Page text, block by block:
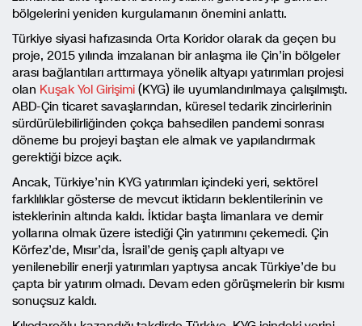
bölgelerini yeniden kurgulamanın önemini anlattı.
Türkiye siyasi hafızasında Orta Koridor olarak da geçen bu
proje, 2015 yılında imzalanan bir anlaşma ile Çin’in bölgeler
arası bağlantıları arttırmaya yönelik altyapı yatırımları projesi
olan Kuşak Yol Girişimi (KYG) ile uyumlandırılmaya çalışılmıştı.
ABD-Çin ticaret savaşlarından, küresel tedarik zincirlerinin
sürdürülebilirliğinden çokça bahsedilen pandemi sonrası
döneme bu projeyi baştan ele almak ve yapılandırmak
gerektiği bizce açık.
Ancak, Türkiye’nin KYG yatırımları içindeki yeri, sektörel
farklılıklar gösterse de mevcut iktidarın beklentilerinin ve
isteklerinin altında kaldı. İktidar başta limanlara ve demir
yollarına olmak üzere istediği Çin yatırımını çekemedi. Çin
Körfez’de, Mısır’da, İsrail’de geniş çaplı altyapı ve
yenilenebilir enerji yatırımları yaptıysa ancak Türkiye’de bu
çapta bir yatırım olmadı. Devam eden görüşmelerin bir kısmı
sonuçsuz kaldı.